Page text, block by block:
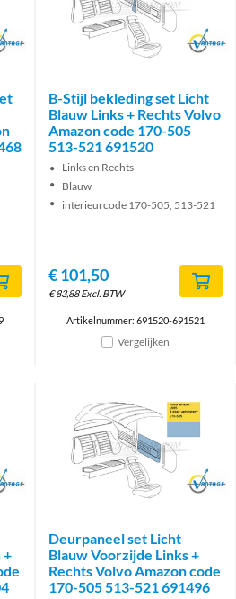
Brand
B-Stijl bekleding set Licht
Blauw Links + Rechts Volvo
Amazon code 170-505
513-521 691520
Links en Rechts
Blauw
interieurcode 170-505, 513-521
€101,50
€83,88 Excl. BTW
Artikelnummer: 691520-691521
Vergelijken
+
Brand
Deurpaneel set Licht
Blauw Voorzijde Links +
Rechts Volvo Amazon code
170-505 513-521 691496